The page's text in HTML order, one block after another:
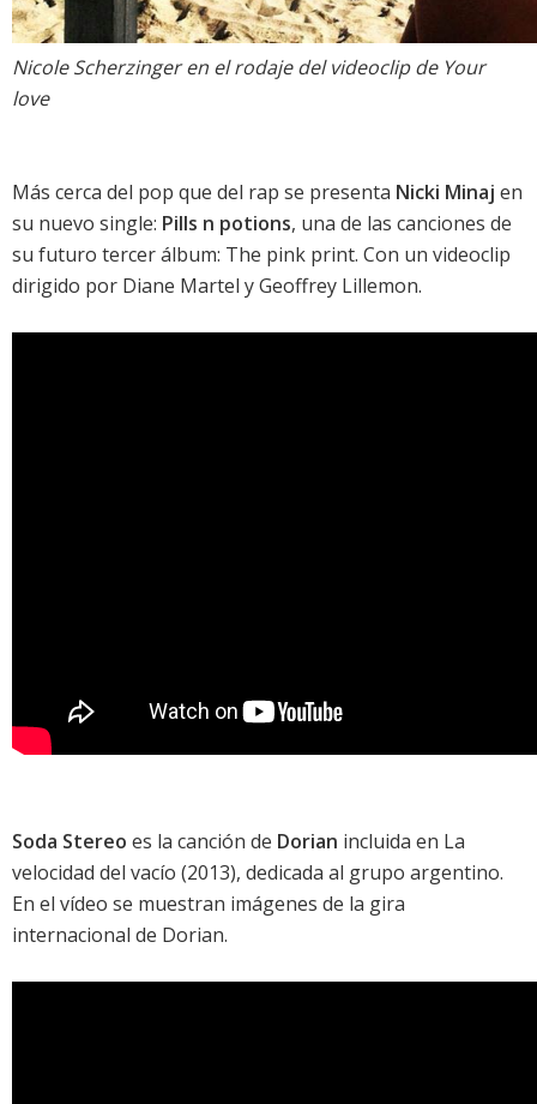
Nicole Scherzingeren el rodaje del videoclip de Your
love
Más cerca del pop que del rap se presenta Nicki Minaj en
su nuevo single: Pills n potions, una de las canciones de
su futuro tercer álbum: The pink print. Con un videoclip
dirigido por Diane Martel y Geoffrey Lillemon.
Soda Stereo es la canción de Dorian incluida en La
velocidad del vacío (2013), dedicada al grupo argentino.
En el vídeo se muestran imágenes de la gira
internacional de Dorian.